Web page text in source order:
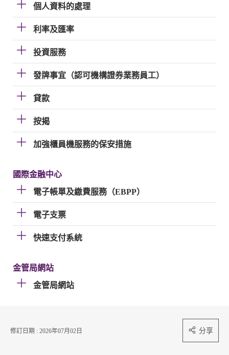
個人資料的處理
利率及匯率
投資服務
發牌事宜（認可機構證券業務員工）
貸款
按揭
加強櫃員機服務的保安措施
國際金融中心
電子帳單及繳費服務（EBPP）
電子支票
快速支付系統
金管局網站
金管局網站
修訂日期 : 2026年07月02日 分享